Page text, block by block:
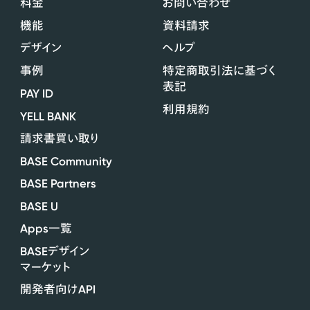
料金
機能
デザイン
事例
PAY ID
YELL BANK
請求書買い取り
BASE Community
BASE Partners
BASE U
Apps一覧
BASEデザイン
マーケット
開発者向けAPI
お問い合わせ
資料請求
ヘルプ
特定商取引法に基づく
表記
利用規約